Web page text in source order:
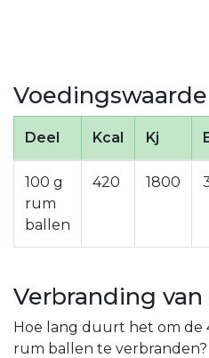
Deel Kcal Kj
100 g
rum
ballen
420 1800
Verbranding
Hoe lang duurt het om de
rum ballen te verbranden?